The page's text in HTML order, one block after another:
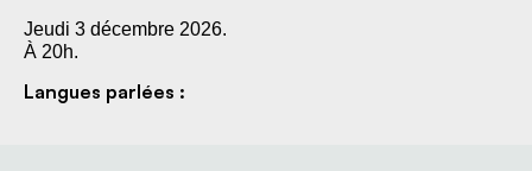
Jeudi 3 décembre 2026.
À 20h.
Langues parlées :